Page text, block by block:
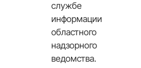
службе
информации
областного
надзорного
ведомства.